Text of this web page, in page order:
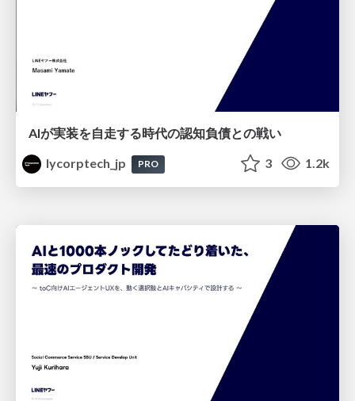
AIが実装を自走する時代の認知負債との戦い
lycorptech_jp
PRO 3 1.2k